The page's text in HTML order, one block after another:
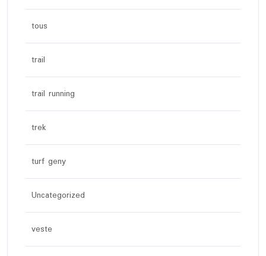
tous
trail
trail running
trek
turf geny
Uncategorized
veste